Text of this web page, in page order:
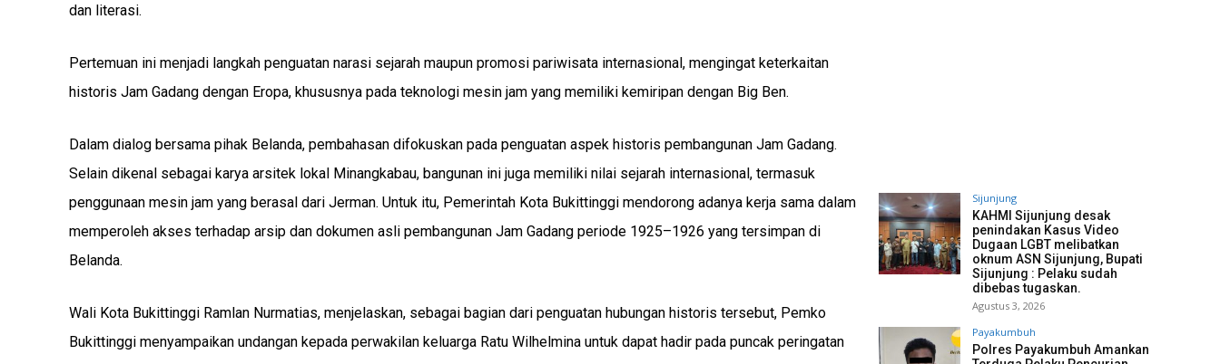
dan literasi.
Pertemuan ini menjadi langkah penguatan narasi sejarah maupun promosi pariwisata internasional, mengingat keterkaitan
historis Jam Gadang dengan Eropa, khususnya pada teknologi mesin jam yang memiliki kemiripan dengan Big Ben.
Dalam dialog bersama pihak Belanda, pembahasan difokuskan pada penguatan aspek historis pembangunan Jam Gadang.
Selain dikenal sebagai karya arsitek lokal Minangkabau, bangunan ini juga memiliki nilai sejarah internasional, termasuk
penggunaan mesin jam yang berasal dari Jerman. Untuk itu, Pemerintah Kota Bukittinggi mendorong adanya kerja sama dalam
memperoleh akses terhadap arsip dan dokumen asli pembangunan Jam Gadang periode 1925–1926 yang tersimpan di
Belanda.
Wali Kota Bukittinggi Ramlan Nurmatias, menjelaskan, sebagai bagian dari penguatan hubungan historis tersebut, Pemko
Bukittinggi menyampaikan undangan kepada perwakilan keluarga Ratu Wilhelmina untuk dapat hadir pada puncak peringatan
Sijunjung
KAHMI Sijunjung desak
penindakan Kasus Video
Dugaan LGBT melibatkan
oknum ASN Sijunjung, Bupati
Sijunjung : Pelaku sudah
dibebas tugaskan.
Agustus 3, 2026
Payakumbuh
Polres Payakumbuh Amankan